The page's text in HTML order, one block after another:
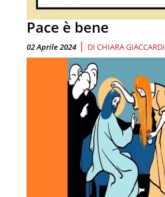
Pace è bene
02 Aprile 2024 | DI CHIARA GIACCARDI